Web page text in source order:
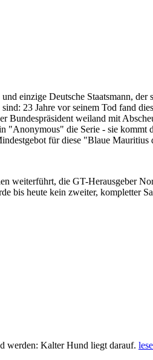
einzige Deutsche Staatsmann, der
23 Jahre vor seinem Tod fand
Bundespräsident weiland mit
"Anonymous" die Serie - sie kommt
für diese "Blaue
die GT-Herausgeber
heute kein zweiter, kompletter
werden: Kalter Hund liegt darauf.